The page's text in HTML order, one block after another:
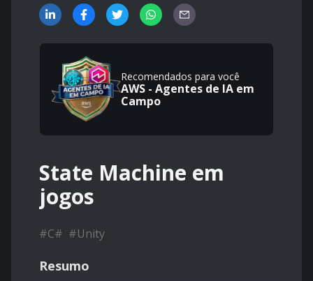
Recomendados para você
AWS - Agentes de IA em
Campo
State Machine em
jogos
#C# #Unity
Resumo